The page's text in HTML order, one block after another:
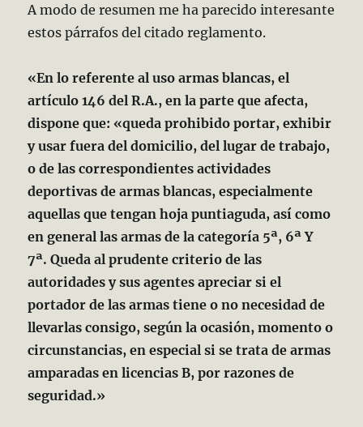
A modo de resumen me ha parecido interesante
estos párrafos del citado reglamento.
«En lo referente al uso armas blancas, el
artículo 146 del R.A., en la parte que afecta,
dispone que: «queda prohibido portar, exhibir
y usar fuera del domicilio, del lugar de trabajo,
o de las correspondientes actividades
deportivas de armas blancas, especialmente
aquellas que tengan hoja puntiaguda, así como
en general las armas de la categoría 5ª, 6ª Y
7ª. Queda al prudente criterio de las
autoridades y sus agentes apreciar si el
portador de las armas tiene o no necesidad de
llevarlas consigo, según la ocasión, momento o
circunstancias, en especial si se trata de armas
amparadas en licencias B, por razones de
seguridad.»